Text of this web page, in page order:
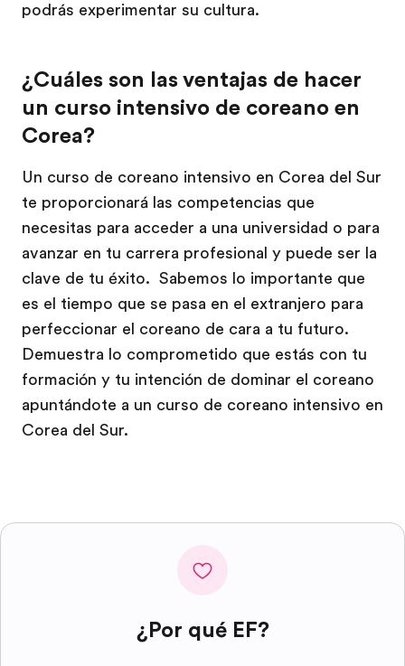
podrás experimentar su cultura.
¿Cuáles son las ventajas de hacer
un curso intensivo de coreano en
Corea?
Un curso de coreano intensivo en Corea del Sur
te proporcionará las competencias que
necesitas para acceder a una universidad o para
avanzar en tu carrera profesional y puede ser la
clave de tu éxito. Sabemos lo importante que
es el tiempo que se pasa en el extranjero para
perfeccionar el coreano de cara a tu futuro.
Demuestra lo comprometido que estás con tu
formación y tu intención de dominar el coreano
apuntándote a un curso de coreano intensivo en
Corea del Sur.
¿Por qué EF?